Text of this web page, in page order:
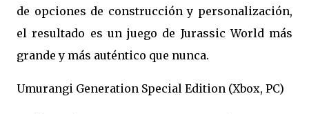
de opciones de construcción y personalización,
el resultado es un juego de Jurassic World más
grande y más auténtico que nunca.
Umurangi Generation Special Edition (Xbox, PC)